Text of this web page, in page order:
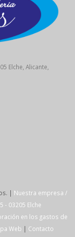
Elche, Alicante,
| Nuestra empresa /
- 03205 Elche
en los gastos de
Web | Contacto